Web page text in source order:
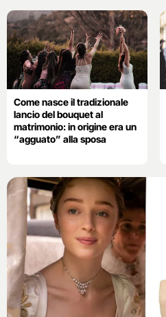
Come nasce il tradizionale
lancio del bouquet al
matrimonio: in origine era un
“agguato” alla sposa